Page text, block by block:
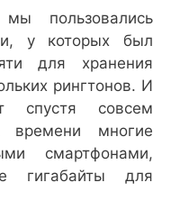
пользовались
у которых был
для хранения
рингтонов. И
спустя совсем
времени многие
смартфонами,
гигабайты для